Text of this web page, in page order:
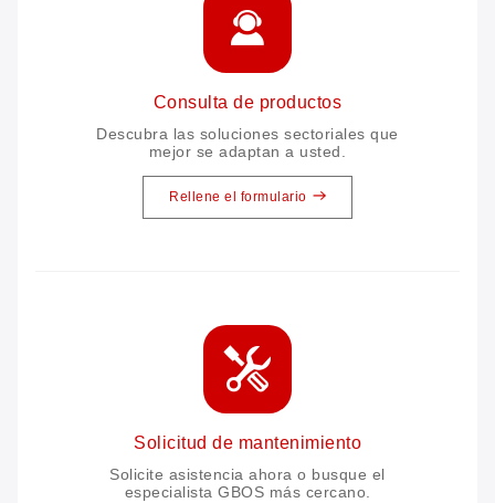
Consulta de productos
Descubra las soluciones sectoriales que
mejor se adaptan a usted.
Rellene el formulario
Solicitud de mantenimiento
Solicite asistencia ahora o busque el
especialista GBOS más cercano.